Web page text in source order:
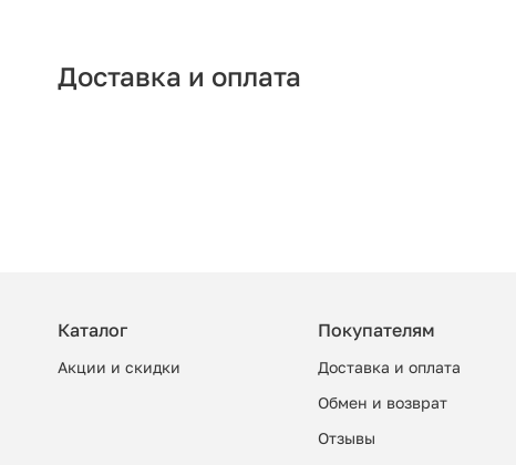
Доставка и оплата
Каталог
Акции и скидки
Покупателям
Доставка и оплата
Обмен и возврат
Отзывы